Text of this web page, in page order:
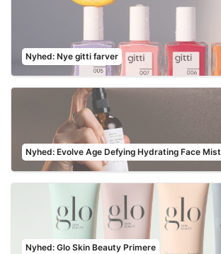
Nyhed: Nye gitti farver
Nyhed: Evolve Age Defying Hydrating Face Mist
Nyhed: Glo Skin Beauty Primere